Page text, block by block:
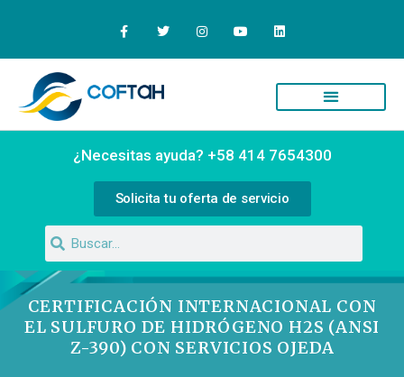
¿Necesitas ayuda? +58 414 7654300
Solicita tu oferta de servicio
CERTIFICACIÓN INTERNACIONAL CON
EL SULFURO DE HIDRÓGENO H2S (ANSI
Z-390) CON SERVICIOS OJEDA